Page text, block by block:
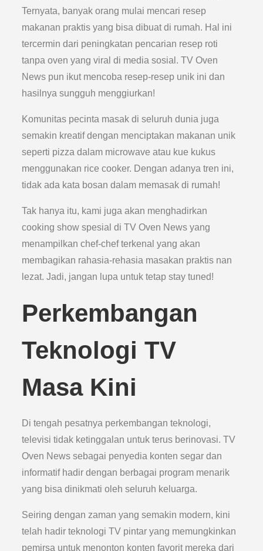
Ternyata, banyak orang mulai mencari resep
makanan praktis yang bisa dibuat di rumah. Hal ini
tercermin dari peningkatan pencarian resep roti
tanpa oven yang viral di media sosial. TV Oven
News pun ikut mencoba resep-resep unik ini dan
hasilnya sungguh menggiurkan!
Komunitas pecinta masak di seluruh dunia juga
semakin kreatif dengan menciptakan makanan unik
seperti pizza dalam microwave atau kue kukus
menggunakan rice cooker. Dengan adanya tren ini,
tidak ada kata bosan dalam memasak di rumah!
Tak hanya itu, kami juga akan menghadirkan
cooking show spesial di TV Oven News yang
menampilkan chef-chef terkenal yang akan
membagikan rahasia-rehasia masakan praktis nan
lezat. Jadi, jangan lupa untuk tetap stay tuned!
Perkembangan
Teknologi TV
Masa Kini
Di tengah pesatnya perkembangan teknologi,
televisi tidak ketinggalan untuk terus berinovasi. TV
Oven News sebagai penyedia konten segar dan
informatif hadir dengan berbagai program menarik
yang bisa dinikmati oleh seluruh keluarga.
Seiring dengan zaman yang semakin modern, kini
telah hadir teknologi TV pintar yang memungkinkan
pemirsa untuk menonton konten favorit mereka dari